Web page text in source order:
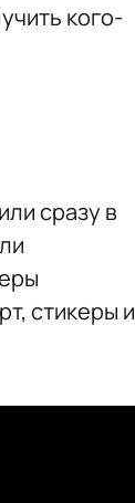
кого-
сразу в
стикеры и